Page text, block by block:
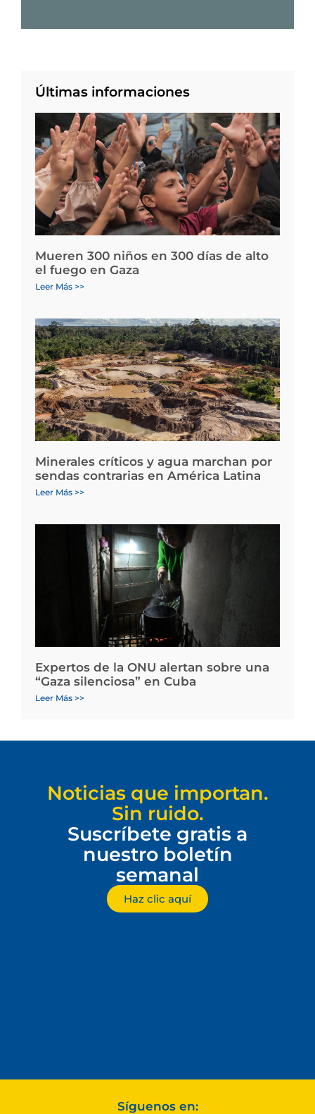
Últimas informaciones
Mueren 300 niños en 300 días de alto
el fuego en Gaza
Leer Más >>
Minerales críticos y agua marchan por
sendas contrarias en América Latina
Leer Más >>
Expertos de la ONU alertan sobre una
“Gaza silenciosa” en Cuba
Leer Más >>
Noticias que importan.
Sin ruido.
Suscríbete gratis a
nuestro boletín
semanal
Haz clic aquí
Síguenos en: